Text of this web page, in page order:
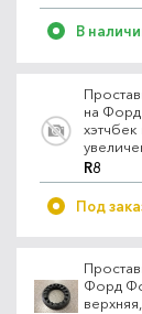
В
на Форд
хэтчбек
R8
Под
Форд